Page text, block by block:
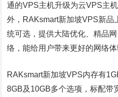
通的VPS主机升级为云VPS主
外，RAKsmart新加坡VPS新品
统可选，提供大陆优化、精品
络，能给用户带来更好的网络体
RAKsmart新加坡VPS内存有
8GB及10GB多个选项，标配带